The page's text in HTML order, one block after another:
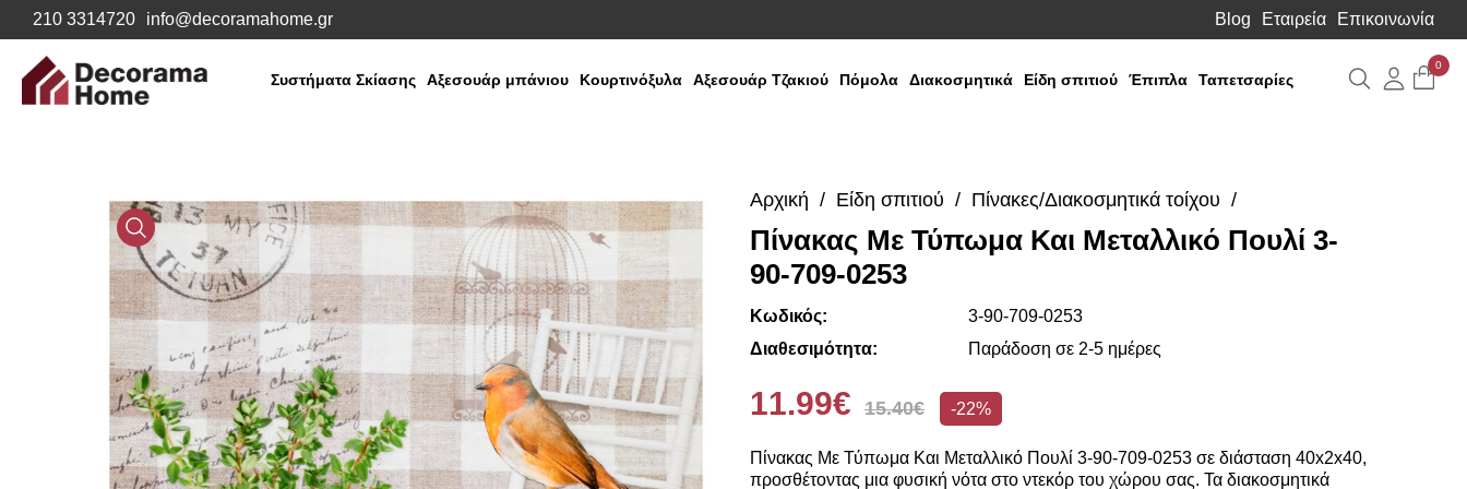
210 3314720 info@decoramahome.gr Blog Εταιρεία Επικοινωνία
Συστήματα Σκίασης Αξεσουάρ μπάνιου Κουρτινόξυλα Αξεσουάρ Τζακιού Πόμολα Διακοσμητικά Είδη σπιτιού Έπιπλα Ταπετσαρίες Αναζήτηση
0
Media
Gallery
Αρχική Είδη σπιτιού Πίνακες/Διακοσμητικά τοίχου
Πίνακας Με Τύπωμα Και Μεταλλικό Πουλί 3-
90-709-0253
Κωδικός:
3-90-709-0253
Διαθεσιμότητα:
Παράδοση σε 2-5 ημέρες
11.99€ 15.40€ -22%
Πίνακας Με Τύπωμα Και Μεταλλικό Πουλί 3-90-709-0253 σε διάσταση 40x2x40,
προσθέτοντας μια φυσική νότα στο ντεκόρ του χώρου σας. Τα διακοσμητικά